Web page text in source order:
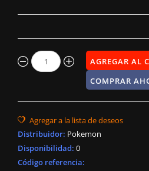
Distribuidor: Pokemon
Disponibilidad: 0
Código referencia: